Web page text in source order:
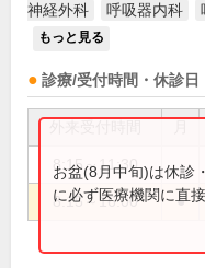
神経外科
呼吸器内科
もっと見る
診療/受付時間・休診日
8:15～11:30
8:15～16:00 ●
お盆(8月中旬)は休診
に必ず医療機関に直